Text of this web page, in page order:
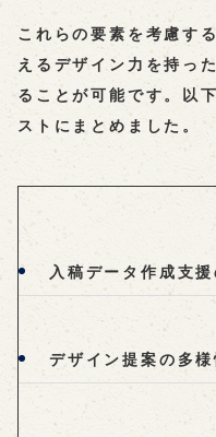
これらの要素を考慮す
えるデザイン力を持っ
ることが可能です。以
ストにまとめました。
入稿データ作成支援
デザイン提案の多様